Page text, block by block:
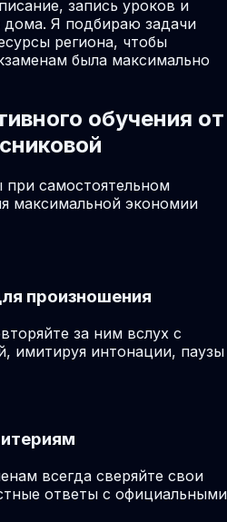
запись уроков и
дома. Я подбираю задачи
региона, чтобы
была максимально
обучения от
самостоятельном
максимальной экономии
произношения
за ним вслух с
имитируя интонации, паузы
всегда сверяйте свои
ответы с официальными